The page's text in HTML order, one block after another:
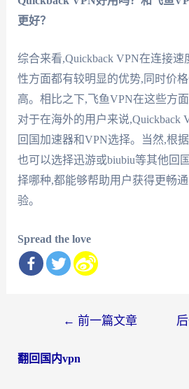
更好？
综合来看,Quickback VPN在连接
性方面都有较明显的优势,同时价
高。相比之下,飞鱼VPN在这些方
对于在海外的用户来说,Quickback
回国加速器和VPN选择。当然,根
也可以选择迅游或biubiu等其他回
择哪种,都能够帮助用户获得更畅
验。
Spread the love
导
← 前一篇文章
翻回国内vpn